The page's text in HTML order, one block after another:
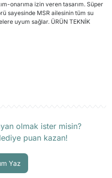
onarıma izin veren tasarım. Süper
sayesinde MSR ailesinin tüm su
uyum sağlar. ÜRÜN TEKNİK
olmak ister misin?
puan kazan!
Yaz